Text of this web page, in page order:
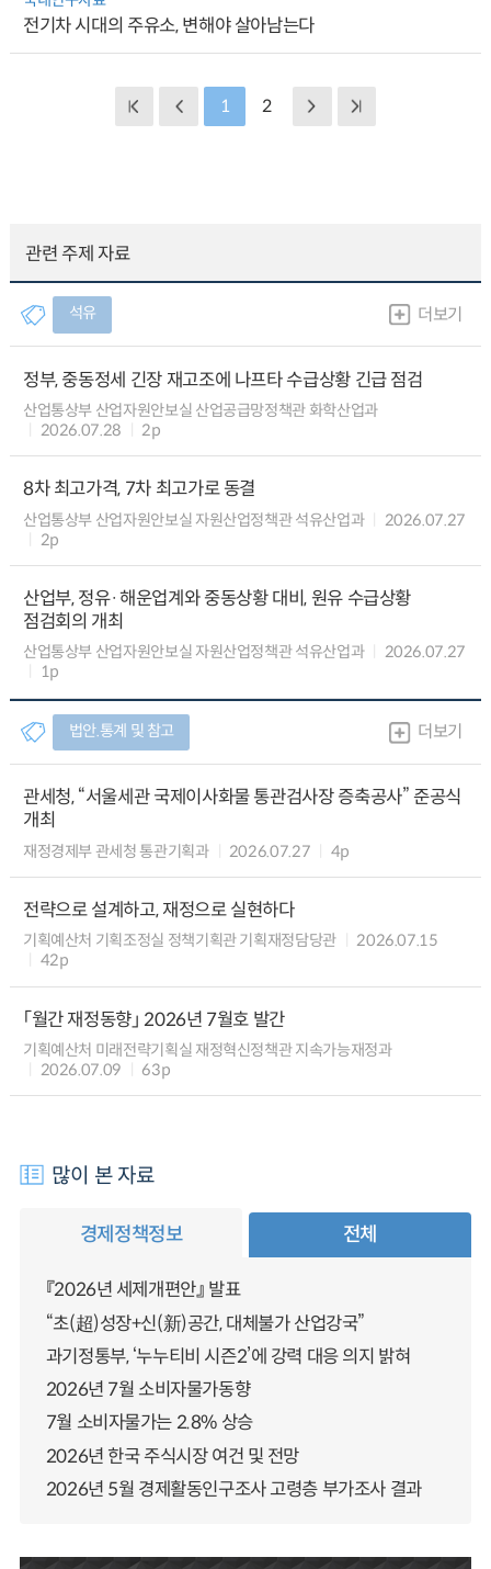
전기차 시대의 주유소, 변해야 살아남는다
1 2
관련 주제 자료
석유 더보기
정부, 중동정세 긴장 재고조에 나프타 수급상황 긴급 점검
산업통상부 산업자원안보실 산업공급망정책관 화학산업과
2026.07.28
2p
8차 최고가격, 7차 최고가로 동결
산업통상부 산업자원안보실 자원산업정책관 석유산업과
2026.07.27
2p
산업부, 정유·해운업계와 중동상황 대비, 원유 수급상황
점검회의 개최
산업통상부 산업자원안보실 자원산업정책관 석유산업과
2026.07.27
1p
법안.통계 및 참고 더보기
관세청, “서울세관 국제이사화물 통관검사장 증축공사” 준공식
개최
재정경제부 관세청 통관기획과 2026.07.27 4p
전략으로 설계하고, 재정으로 실현하다
기획예산처 기획조정실 정책기획관 기획재정담당관
2026.07.15
42p
「월간 재정동향」 2026년 7월호 발간
기획예산처 미래전략기획실 재정혁신정책관 지속가능재정과
2026.07.09
63p
많이 본 자료
경제정책정보 전체
『2026년 세제개편안』 발표
“초(超)성장+신(新)공간, 대체불가 산업강국”
과기정통부, ‘누누티비 시즌2’에 강력 대응 의지 밝혀
2026년 7월 소비자물가동향
7월 소비자물가는 2.8% 상승
2026년 한국 주식시장 여건 및 전망
2026년 5월 경제활동인구조사 고령층 부가조사 결과